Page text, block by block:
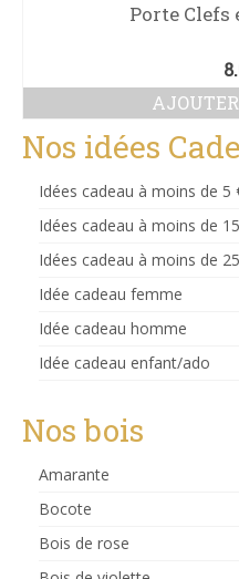
Porte
Nos idées
Idées cadeau à moins de 5
Idées cadeau à moins de
Idées cadeau à moins de
Idée cadeau femme
Idée cadeau homme
Idée cadeau enfant/ado
Nos bois
Amarante
Bocote
Bois de rose